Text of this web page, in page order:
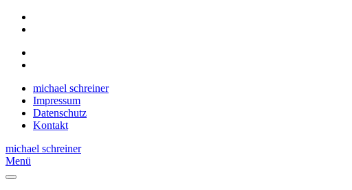
michael schreiner
Impressum
Datenschutz
Kontakt
michael schreiner
Menü